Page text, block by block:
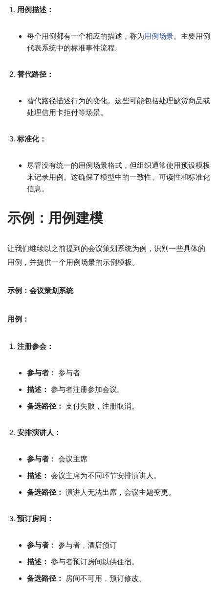
用例描述：
每个用例都有一个相应的描述，称为用例场景。主要用例
代表系统中的标准事件流程。
替代路径：
替代路径描述行为的变化。这些可能包括处理缺货商品或
处理信用卡拒付等场景。
标准化：
尽管没有统一的用例场景格式，但组织通常使用预设模板
来记录用例。这确保了模型中的一致性、可读性和标准化
信息。
示例：用例建模
让我们继续以之前提到的会议策划系统为例，识别一些具体的
用例，并提供一个用例场景的示例模板。
示例：会议策划系统
用例：
注册参会：
参与者： 参与者
描述： 参与者注册参加会议。
备选路径： 支付失败，注册取消。
安排演讲人：
参与者： 会议主席
描述： 会议主席为不同环节安排演讲人。
备选路径： 演讲人无法出席，会议主题变更。
预订房间：
参与者： 参与者，酒店预订
描述： 参与者预订房间以供住宿。
备选路径：
房间不可用，预订修改。